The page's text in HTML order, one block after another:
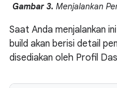
Gambar 3. Menjalankan
Saat Anda menjalankan
build akan berisi detail
disediakan oleh Profil